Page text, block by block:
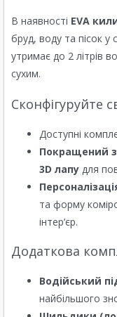
В наявності EVA
бруд, воду та пісок у
утримає до 2 літрів
сухим.
Сконфігуруйте
Доступні
Покращений
3D лапу для
та форму
інтер’єр.
Додаткова
Водійський
найбільшого